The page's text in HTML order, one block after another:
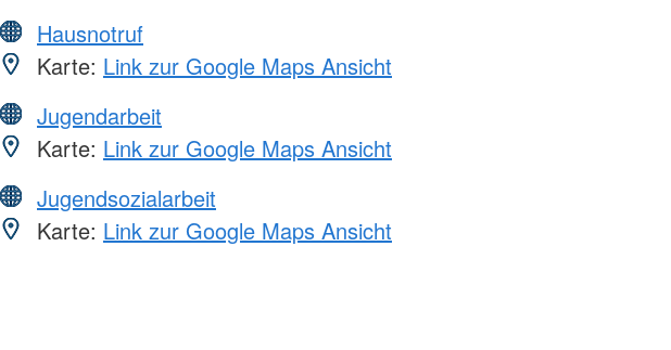
Hausnotruf
Karte: Link zur Google Maps Ansicht
Jugendarbeit
Karte: Link zur Google Maps Ansicht
Jugendsozialarbeit
Karte: Link zur Google Maps Ansicht